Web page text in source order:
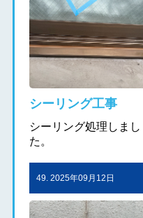
シーリング工事
シーリング処理しまし
た。
49. 2025年09月12日